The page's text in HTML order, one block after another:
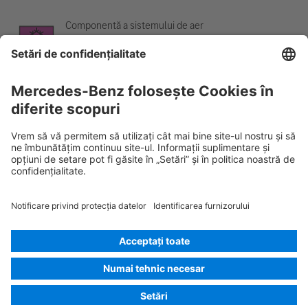
Componentă a sistemului de aer
condiționat
118.353
© 2026Mercedes-Benz AG
Identificarea furnizorului
Setări pentru cookie-uri
Cookie-uri
Protecția datelor Considerații juridice